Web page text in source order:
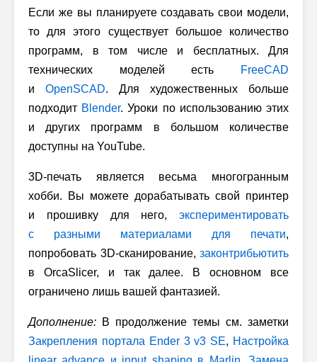
Если же вы планируете создавать свои модели,
то для этого существует большое количество
программ, в том числе и бесплатных. Для
технических моделей есть
FreeCAD
и OpenSCAD. Для художественных больше
подходит Blender. Уроки по использованию этих
и других программ в большом количестве
доступны на YouTube.
3D-печать является весьма многогранным
хобби. Вы можете дорабатывать свой принтер
и прошивку для него, экспериментировать
с разными материалами для печати,
попробовать 3D-сканирование, законтрибьютить
в OrcaSlicer, и так далее. В основном все
ограничено лишь вашей фантазией.
Дополнение: В продолжение темы см. заметки
Закрепления портала Ender 3 v3 SE, Настройка